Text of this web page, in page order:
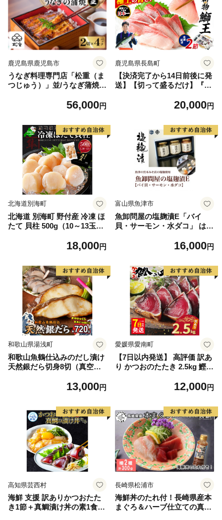
鹿児島県鹿児島市
うなぎ料理専門店「松重（ま
つじゅう）」並/うなぎ蒲焼2
56,000円
鹿児島県長島町
【決済完了から14日前後に発
送】【切って盛るだけ】『旅
物 「 鰤王 」ロイン (約700
ブランド ぶり 鰤 ブリ 切り身
ぶりかま フィレ 真空 冷蔵 刺
身 ぶりしゃぶ しゃぶしゃぶ
魚 魚介 人気 ランキング 【株
式会社JFA】jfa-7128R8
20,000円
北海道別海町
北海道 別海町 野付産 冷凍 ほ
たて 貝柱 500g（10～13玉前
18,000円
富山県魚津市
魚卸問屋の塩麹漬E「バイ
貝・サーモン・水ダコ」 はり
16,000円
和歌山県湯浅町
和歌山魚鶴仕込みのだし漬け
天然銀だら切身8切（真空パ
製法 良質な脂 ふっくら 柔ら
ぶ だし漬け 煮付け ムニエル
味噌漬け 鍋物 冷凍 湯浅町 送
料無料_G7334
13,000円
愛媛県愛南町
【7日以内発送】 高評価 訳あ
り かつおのたたき 2.5kg 鰹の
オのタタキ かつおのたたき
るさと納税 訳あり 訳アリ わ
けあり ワケアリ かつお カツ
オ 鰹 かつおたたき 鰹タタキ
カツオたたき かつおタタキ
サイズ 不揃い 規格外 傷 小分
け 真空 パック 新鮮 鮮魚 天
然 鰹 四国一 水揚げ タタキ
スイ 愛南町 愛媛県 愛南町 愛
媛県
12,000円
高知県芸西村
海鮮 支援 訳ありかつおたた
き1節＋真鯛漬け丼の素1食
長崎県松浦市
海鮮丼のたれ付！長崎県産本
まぐろ＆ハーブ仕立ての真